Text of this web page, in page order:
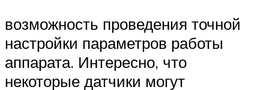
возможность проведения точной
настройки параметров работы
аппарата. Интересно, что
некоторые датчики могут